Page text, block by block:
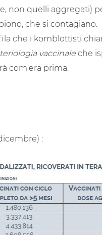
non quelli aggregati)
che si contagiano.
che i komblottisti
vaccinale che
com'era prima.
: